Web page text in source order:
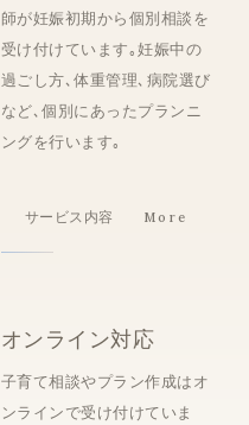
師が妊娠初期から個別相談を
受け付けています｡妊娠中の
過ごし方､体重管理､病院選び
など､個別にあったプランニ
ングを行います｡
サービス内容
オンライン対応
子育て相談やプラン作成はオ
ンライン で受け付けていま